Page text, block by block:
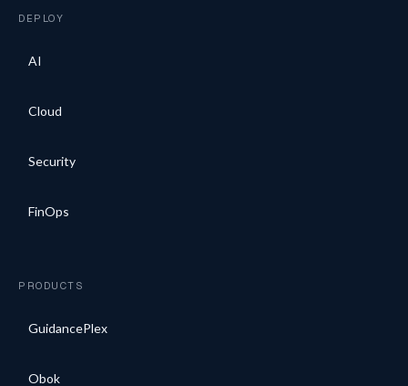
DEPLOY
AI
Cloud
Security
FinOps
PRODUCTS
GuidancePlex
Obok